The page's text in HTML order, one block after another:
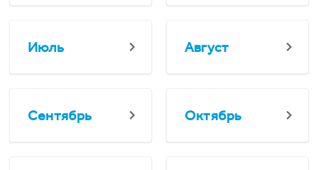
Июль Август
Сентябрь Октябрь